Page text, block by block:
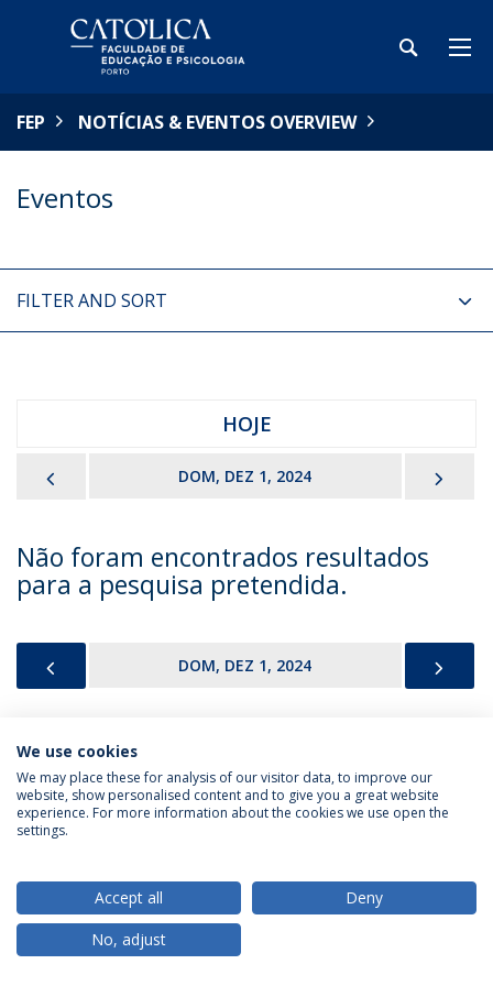
FEP NOTÍCIAS & EVENTOS OVERVIEW
Eventos
FILTER AND SORT
HOJE
DOM, DEZ 1, 2024
Não foram encontrados resultados
para a pesquisa pretendida.
DOM, DEZ 1, 2024
Política de Privacidade
Termos & Condições
Direitos do Titular dos Dados
© 2026 Universidade Católica Portuguesa
We use cookies
We may place these for analysis of our visitor data, to improve our
website, show personalised content and to give you a great website
experience. For more information about the cookies we use open the
settings.
Accept all
Deny
No, adjust